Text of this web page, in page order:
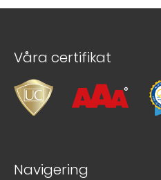
Våra certifikat
Navigering